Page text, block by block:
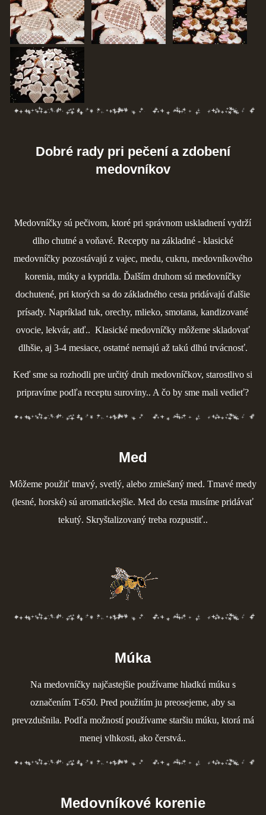
tortyodlorny@gmail.com
© 2026 eStránky.sk|RSS|Aktualizované 4. 11. 2025|Hore ↑
Dobré rady pri pečení a zdobení
medovníkov
Medovníčky sú pečivom, ktoré pri správnom uskladnení vydrží
dlho chutné a voňavé. Recepty na základné - klasické
medovníčky pozostávajú z vajec, medu, cukru, medovníkového
korenia, múky a kypridla. Ďalším druhom sú medovníčky
dochutené, pri ktorých sa do základného cesta pridávajú ďalšie
prísady. Napríklad tuk, orechy, mlieko, smotana, kandizované
ovocie, lekvár, atď.. Klasické medovníčky môžeme skladovať
dlhšie, aj 3-4 mesiace, ostatné nemajú až takú dlhú trvácnosť.
Keď sme sa rozhodli pre určitý druh medovníčkov, starostlivo si
pripravíme podľa receptu suroviny.. A čo by sme mali vedieť?
Med
Môžeme použiť tmavý, svetlý, alebo zmiešaný med. Tmavé medy
(lesné, horské) sú aromatickejšie. Med do cesta musíme pridávať
tekutý. Skryštalizovaný treba rozpustiť..
Múka
Na medovníčky najčastejšie používame hladkú múku s
označením T-650. Pred použitím ju preosejeme, aby sa
prevzdušnila. Podľa možností používame staršiu múku, ktorá má
menej vlhkosti, ako čerstvá..
Medovníkové korenie